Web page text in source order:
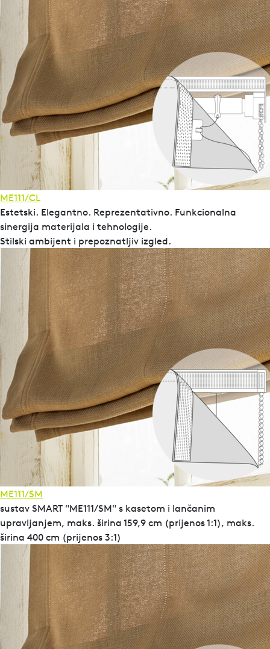
ME111/CL
Estetski. Elegantno. Reprezentativno. Funkcionalna
sinergija materijala i tehnologije.
Stilski ambijent i prepoznatljiv izgled.
ME111/SM
sustav SMART "ME111/SM" s kasetom i lančanim
upravljanjem, maks. širina 159,9 cm (prijenos 1:1), maks.
širina 400 cm (prijenos 3:1)